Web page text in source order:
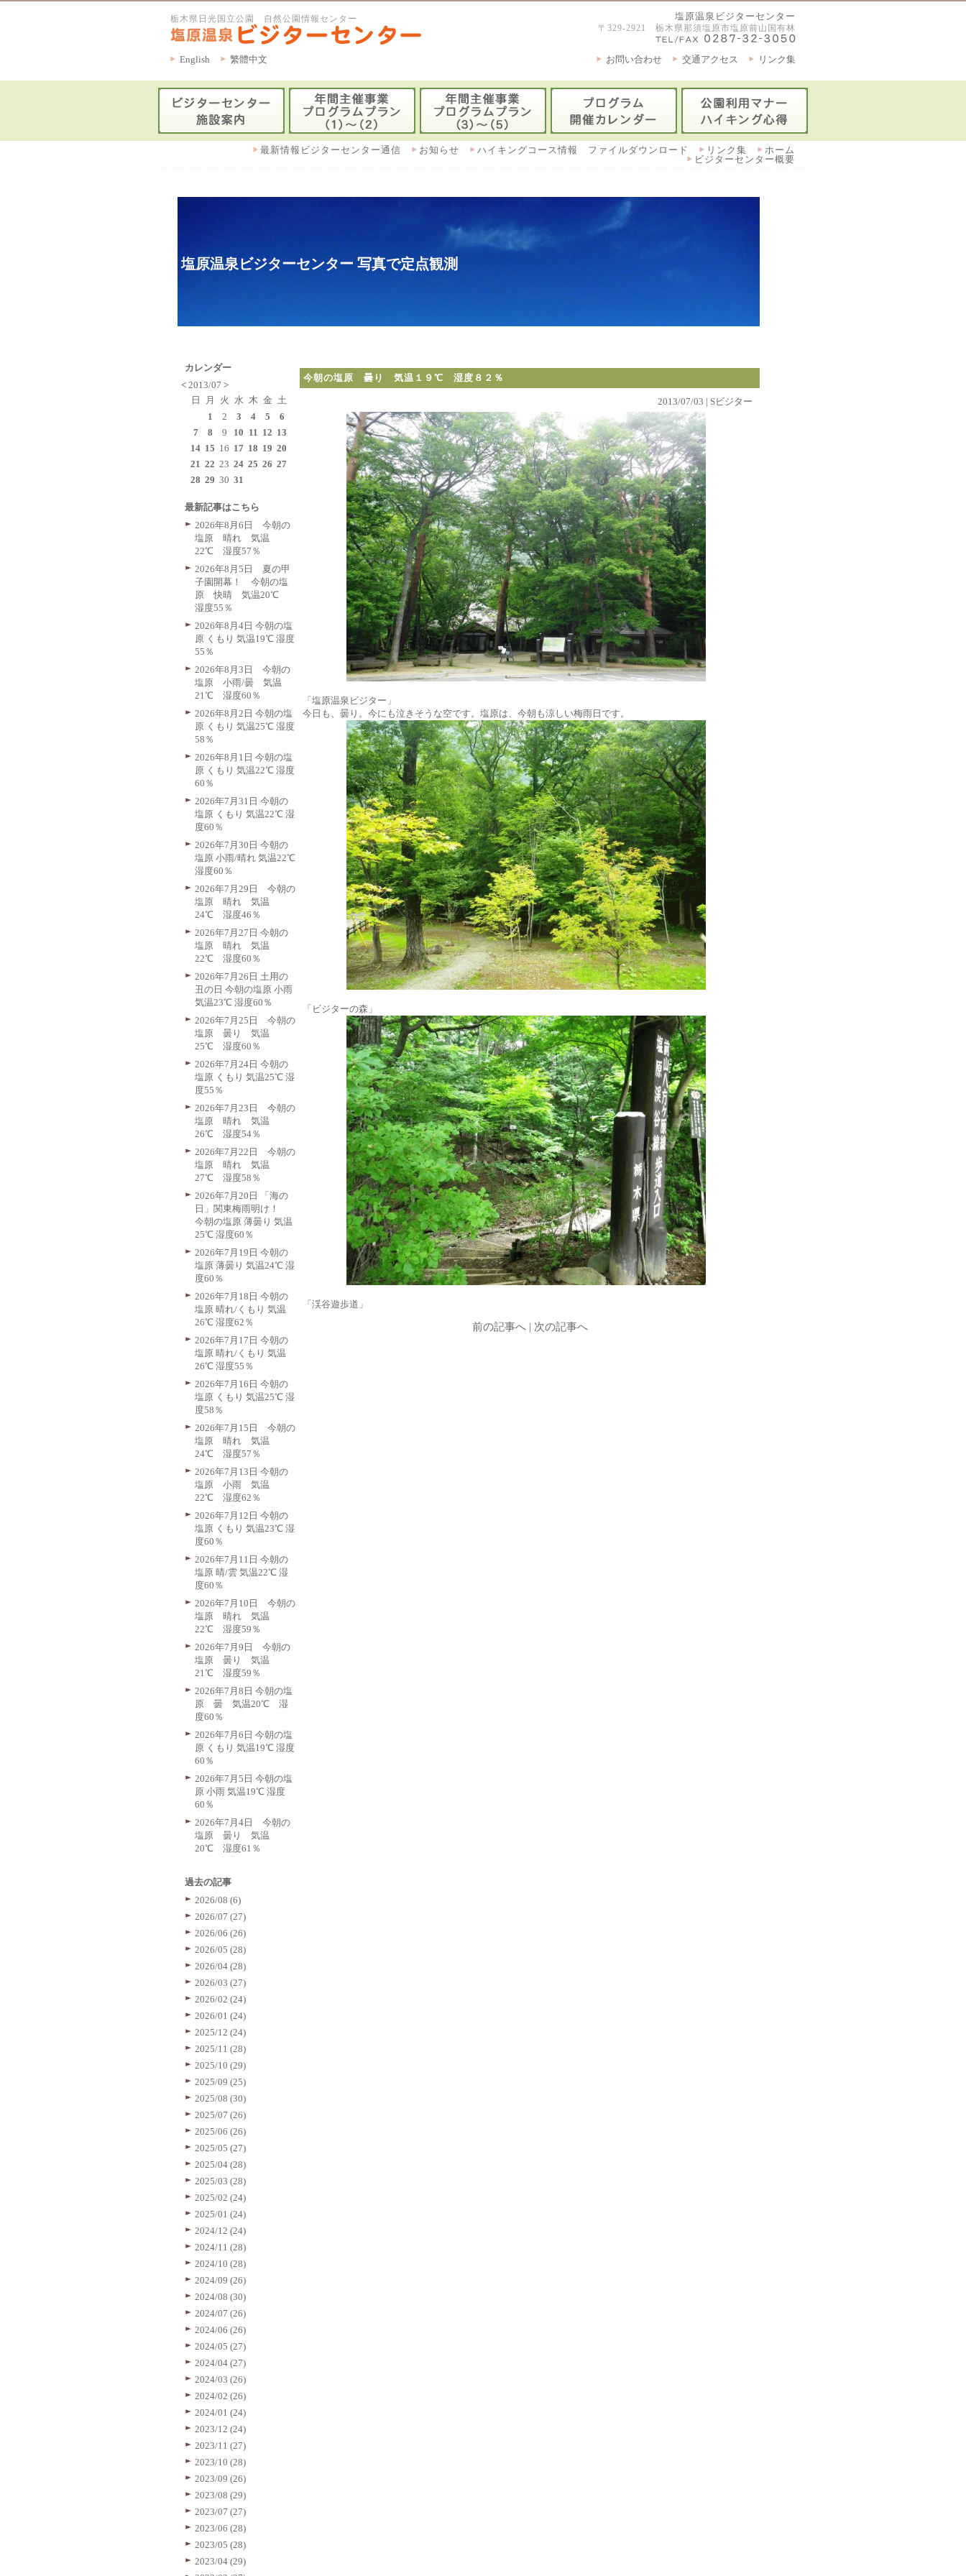
栃木県日光国立公園 自然公園情報センター 塩原温泉ビジターセンター
〒329-2921 栃木県那須塩原市塩原前山国有林
English 繁體中文 リンク集
交通アクセス
お問い合わせ
ホーム
リンク集
ハイキングコース情報 ファイルダウンロード
お知らせ
最新情報ビジターセンター通信
ビジターセンター概要
塩原温泉ビジターセンター 写真で定点観測
今朝の塩原 曇り 気温１９℃ 湿度８２％
2013/07/03 | Sビジター
「塩原温泉ビジター」
今日も、曇り。今にも泣きそうな空です。塩原は、今朝も涼しい梅雨日です。
「ビジターの森」
「渓谷遊歩道」
前の記事へ| 次の記事へ
カレンダー
< 2013/07 >
日
月 火 水 木 金 土
1
2 3 4 5
6
7
8 9 10 11 12 13
14 15 16 17 18 19 20
21 22 23 24 25 26 27
28 29 30 31
最新記事はこちら
2026年8月6日 今朝の
塩原 晴れ 気温
22℃ 湿度57％
2026年8月5日 夏の甲
子園開幕！ 今朝の塩
原 快晴 気温20℃
湿度55％
2026年8月4日 今朝の塩
原 くもり 気温19℃ 湿度
55％
2026年8月3日 今朝の
塩原 小雨/曇 気温
21℃ 湿度60％
2026年8月2日 今朝の塩
原 くもり 気温25℃ 湿度
58％
2026年8月1日 今朝の塩
原 くもり 気温22℃ 湿度
60％
2026年7月31日 今朝の
塩原 くもり 気温22℃ 湿
度60％
2026年7月30日 今朝の
塩原 小雨/晴れ 気温22℃
湿度60％
2026年7月29日 今朝の
塩原 晴れ 気温
24℃ 湿度46％
2026年7月27日 今朝の
塩原 晴れ 気温
22℃ 湿度60％
2026年7月26日 土用の
丑の日 今朝の塩原 小雨
気温23℃ 湿度60％
2026年7月25日 今朝の
塩原 曇り 気温
25℃ 湿度60％
2026年7月24日 今朝の
塩原 くもり 気温25℃ 湿
度55％
2026年7月23日 今朝の
塩原 晴れ 気温
26℃ 湿度54％
2026年7月22日 今朝の
塩原 晴れ 気温
27℃ 湿度58％
2026年7月20日 「海の
日」関東梅雨明け！
今朝の塩原 薄曇り 気温
25℃ 湿度60％
2026年7月19日 今朝の
塩原 薄曇り 気温24℃ 湿
度60％
2026年7月18日 今朝の
塩原 晴れ/くもり 気温
26℃ 湿度62％
2026年7月17日 今朝の
塩原 晴れ/くもり 気温
26℃ 湿度55％
2026年7月16日 今朝の
塩原 くもり 気温25℃ 湿
度58％
2026年7月15日 今朝の
塩原 晴れ 気温
24℃ 湿度57％
2026年7月13日 今朝の
塩原 小雨 気温
22℃ 湿度62％
2026年7月12日 今朝の
塩原 くもり 気温23℃ 湿
度60％
2026年7月11日 今朝の
塩原 晴/雲 気温22℃ 湿
度60％
2026年7月10日 今朝の
塩原 晴れ 気温
22℃ 湿度59％
2026年7月9日 今朝の
塩原 曇り 気温
21℃ 湿度59％
2026年7月8日 今朝の塩
原 曇 気温20℃ 湿
度60％
2026年7月6日 今朝の塩
原 くもり 気温19℃ 湿度
60％
2026年7月5日 今朝の塩
原 小雨 気温19℃ 湿度
60％
2026年7月4日 今朝の
塩原 曇り 気温
20℃ 湿度61％
過去の記事
2026/08 (6)
2026/07 (27)
2026/06 (26)
2026/05 (28)
2026/04 (28)
2026/03 (27)
2026/02 (24)
2026/01 (24)
2025/12 (24)
2025/11 (28)
2025/10 (29)
2025/09 (25)
2025/08 (30)
2025/07 (26)
2025/06 (26)
2025/05 (27)
2025/04 (28)
2025/03 (28)
2025/02 (24)
2025/01 (24)
2024/12 (24)
2024/11 (28)
2024/10 (28)
2024/09 (26)
2024/08 (30)
2024/07 (26)
2024/06 (26)
2024/05 (27)
2024/04 (27)
2024/03 (26)
2024/02 (26)
2024/01 (24)
2023/12 (24)
2023/11 (27)
2023/10 (28)
2023/09 (26)
2023/08 (29)
2023/07 (27)
2023/06 (28)
2023/05 (28)
2023/04 (29)